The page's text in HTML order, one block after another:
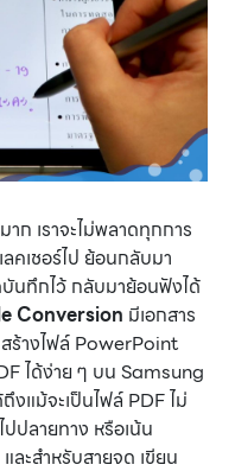
ก เราจะไม่พลาดทุกการ
ลคเชอร์ไป ย้อนกลับมา
นทึกไว้ กลับมาย้อนฟังได้
Conversion มีเอกสาร
สร้างไฟล์ PowerPoint
ได้ง่าย ๆ บน Samsung
งแม้จะเป็นไฟล์ PDF ไม่
ปลายทาง หรือเน้น
ละสำหรับสายจด เขียน